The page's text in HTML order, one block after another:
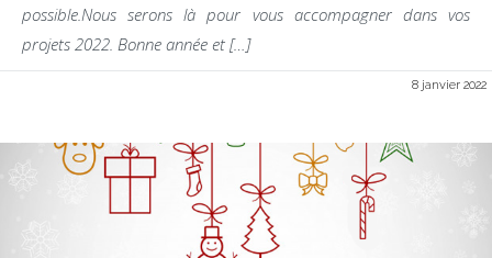
possible.Nous serons là pour vous accompagner dans vos
projets 2022. Bonne année et […]
8 janvier 2022